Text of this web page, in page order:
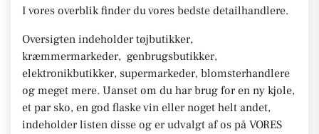
I vores overblik finder du vores bedste detailhandlere.
Oversigten indeholder tøjbutikker,
kræmmermarkeder, genbrugsbutikker,
elektronikbutikker, supermarkeder, blomsterhandlere
og meget mere. Uanset om du har brug for en ny kjole,
et par sko, en god flaske vin eller noget helt andet,
indeholder listen disse og er udvalgt af os på VORES